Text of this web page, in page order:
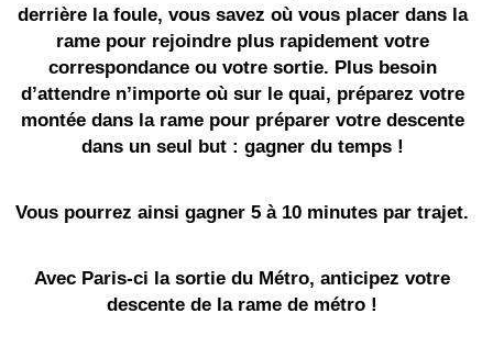
derrière la foule, vous savez où vous placer dans la
rame pour rejoindre plus rapidement votre
correspondance ou votre sortie. Plus besoin
d’attendre n’importe où sur le quai, préparez votre
montée dans la rame pour préparer votre descente
dans un seul but : gagner du temps !
Vous pourrez ainsi gagner 5 à 10 minutes par trajet.
Avec Paris-ci la sortie du Métro, anticipez votre
descente de la rame de métro !